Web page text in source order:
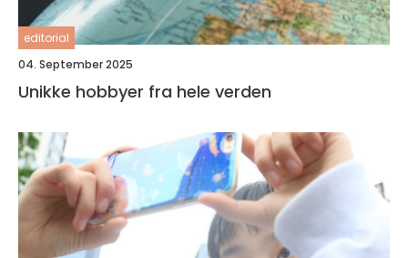
editorial
04. September 2025
Unikke hobbyer fra hele verden